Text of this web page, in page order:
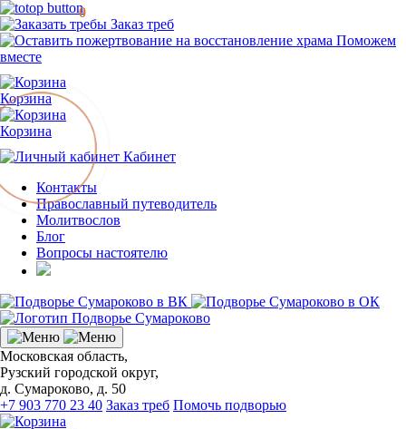
Заказ треб
Поможем
вместе
Корзина
Корзина
0
Кабинет
Контакты
Православный путеводитель
Молитвослов
Блог
Вопросы настоятелю
Московская область,
Рузский городской округ,
д. Сумароково, д. 50
+7 903 770 23 40 Заказ треб Помочь подворью